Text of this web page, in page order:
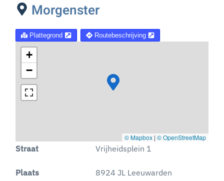
Morgenster
Plattegrond Routebeschrijving
+
−
© Mapbox | © OpenStreetMap
Straat Vrijheidsplein 1
Plaats 8924 JL Leeuwarden